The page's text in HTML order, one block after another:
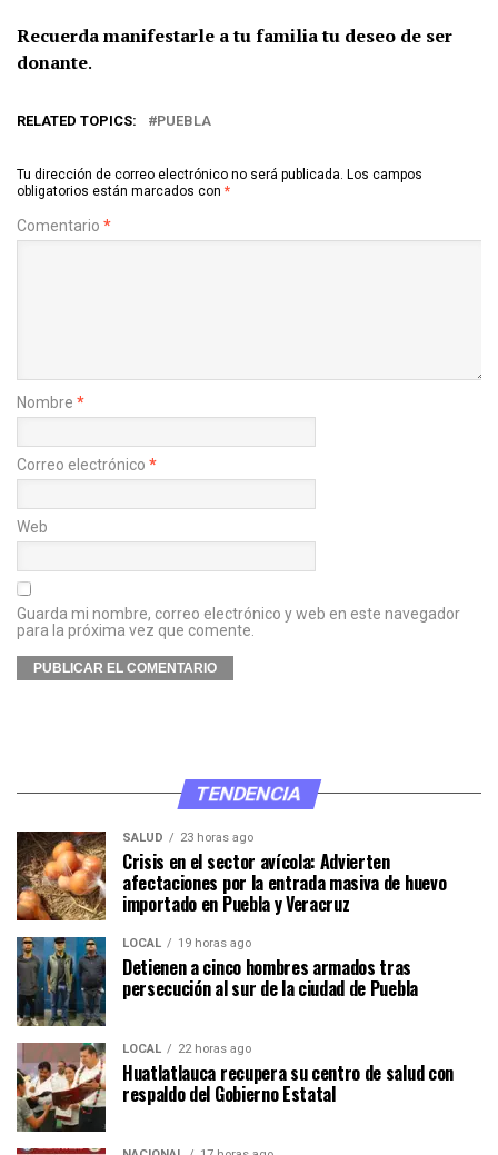
Recuerda manifestarle a tu familia tu deseo de ser
donante.
RELATED TOPICS: PUEBLA
Tu dirección de correo electrónico no será publicada. Los campos
obligatorios están marcados con *
Comentario *
Nombre *
Correo electrónico *
Web
Guarda mi nombre, correo electrónico y web en este navegador
para la próxima vez que comente.
TENDENCIA
SALUD 23 horas ago
Crisis en el sector avícola: Advierten
afectaciones por la entrada masiva de huevo
importado en Puebla y Veracruz
LOCAL 19 horas ago
Detienen a cinco hombres armados tras
persecución al sur de la ciudad de Puebla
LOCAL 22 horas ago
Huatlatlauca recupera su centro de salud con
respaldo del Gobierno Estatal